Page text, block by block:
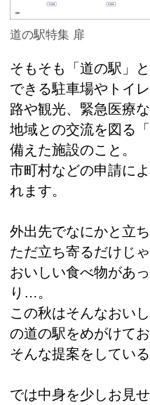
道の駅特集 扉
そもそも「道の駅」
できる駐車場やトイ
路や観光、緊急医療
地域との交流を図る
備えた施設のこと。
市町村などの申請に
れます。
外出先でなにかと立
ただ立ち寄るだけじ
おいしい食べ物があ
り…。
この秋はそんなおい
の道の駅をめがけて
そんな提案をしている
では中身を少しお見せ